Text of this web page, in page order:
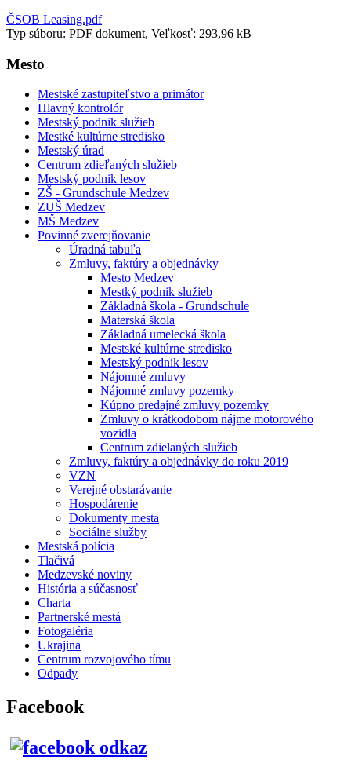
ČSOB Leasing.pdf
Typ súboru: PDF dokument, Veľkosť: 293,96 kB
Mesto
Mestské zastupiteľstvo a primátor
Hlavný kontrolór
Mestský podnik služieb
Mestké kultúrne stredisko
Mestský úrad
Centrum zdieľaných služieb
Mestský podnik lesov
ZŠ - Grundschule Medzev
ZUŠ Medzev
MŠ Medzev
Povinné zverejňovanie
Úradná tabuľa
Zmluvy, faktúry a objednávky
Mesto Medzev
Mestký podnik služieb
Základná škola - Grundschule
Materská škola
Základná umelecká škola
Mestské kultúrne stredisko
Mestský podnik lesov
Nájomné zmluvy
Nájomné zmluvy pozemky
Kúpno predajné zmluvy pozemky
Zmluvy o krátkodobom nájme motorového
vozidla
Centrum zdielaných služieb
Zmluvy, faktúry a objednávky do roku 2019
VZN
Verejné obstarávanie
Hospodárenie
Dokumenty mesta
Sociálne služby
Mestská polícia
Tlačivá
Medzevské noviny
História a súčasnosť
Charta
Partnerské mestá
Fotogaléria
Ukrajina
Centrum rozvojového tímu
Odpady
Facebook